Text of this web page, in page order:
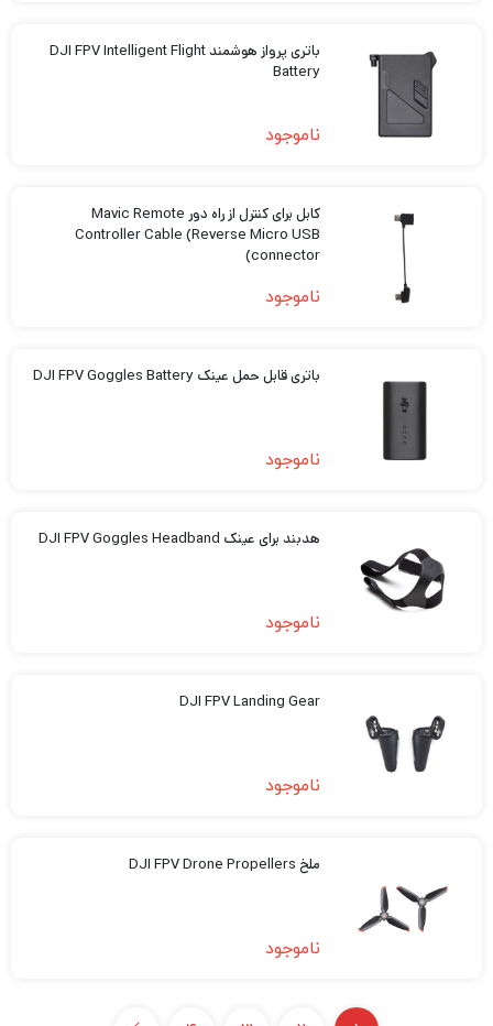
باتری پرواز هوشمند DJI FPV Intelligent Flight
Battery
ناموجود
کابل برای کنترل از راه دور Mavic Remote
Controller Cable (Reverse Micro USB
connector)
ناموجود
باتری قابل حمل عینک DJI FPV Goggles Battery
ناموجود
هدبند برای عینک DJI FPV Goggles Headband
ناموجود
DJI FPV Landing Gear
ناموجود
ملخ DJI FPV Drone Propellers
ناموجود